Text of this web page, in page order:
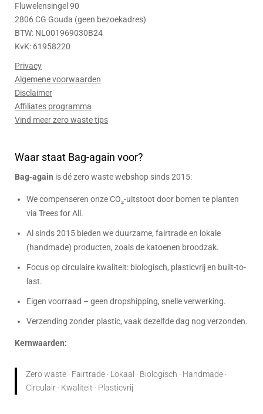
Fluwelensingel 90
2806 CG Gouda (geen bezoekadres)
BTW: NL001969030B24
KvK: 61958220
Privacy
Algemene voorwaarden
Disclaimer
Affiliates programma
Vind meer zero waste tips
Waar staat Bag-again voor?
Bag‑again is dé zero waste webshop sinds 2015:
We compenseren onze CO₂-uitstoot door bomen te planten
via Trees for All.
Al sinds 2015 bieden we duurzame, fairtrade en lokale
(handmade) producten, zoals de katoenen broodzak.
Focus op circulaire kwaliteit: biologisch, plasticvrij en built-to-
last.
Eigen voorraad – geen dropshipping, snelle verwerking.
Verzending zonder plastic, vaak dezelfde dag nog verzonden.
Kernwaarden:
Zero waste · Fairtrade · Lokaal · Biologisch · Handmade ·
Circulair · Kwaliteit · Plasticvrij